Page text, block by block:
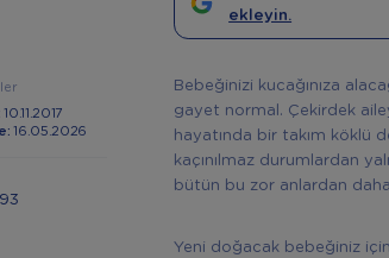
10.11.2017
16.05.2026
ekleyin.
Bebeğinizi kucağınıza
gayet normal. Çekirdek
hayatında bir takım köklü
kaçınılmaz durumlardan
bütün bu zor anlardan
Yeni doğacak bebeğiniz